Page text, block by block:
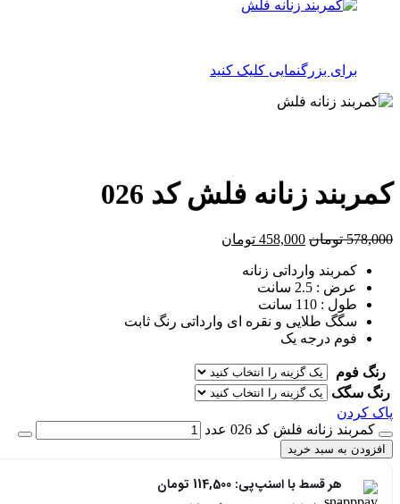
برای بزرگنمایی کلیک کنید
کمربند زنانه فلش کد 026
578,000 تومان 458,000 تومان
کمربند وارداتی زنانه
عرض : 2.5 سانت
طول : 110 سانت
سگگ طلایی و نقره ای وارداتی رنگ ثابت
فوم درجه یک
رنگ فوم
رنگ سگک
پاک کردن
کمربند زنانه فلش کد 026 عدد
افزودن به سبد خرید
هر قسط با اسنپ‌پی: 114,500 تومان